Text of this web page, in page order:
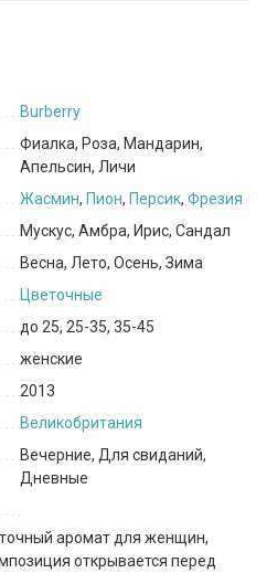
Burberry
Фиалка, Роза, Мандарин,
Апельсин, Личи
Жасмин, Пион, Персик, Фрезия
Мускус, Амбра, Ирис, Сандал
Весна, Лето, Осень, Зима
Цветочные
до 25, 25-35, 35-45
женские
2013
Великобритания
Вечерние, Для свиданий,
Дневные
аромат для женщин,
открывается перед